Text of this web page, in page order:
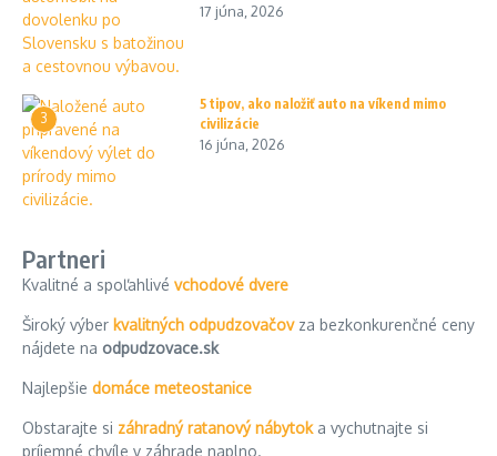
17 júna, 2026
3
5 tipov, ako naložiť auto na víkend mimo
civilizácie
16 júna, 2026
Partneri
Kvalitné a spoľahlivé vchodové dvere
Široký výber kvalitných odpudzovačovza bezkonkurenčné ceny
nájdete na odpudzovace.sk
Najlepšie domáce meteostanice
Obstarajte si záhradný ratanový nábytoka vychutnajte si
príjemné chvíle v záhrade naplno.